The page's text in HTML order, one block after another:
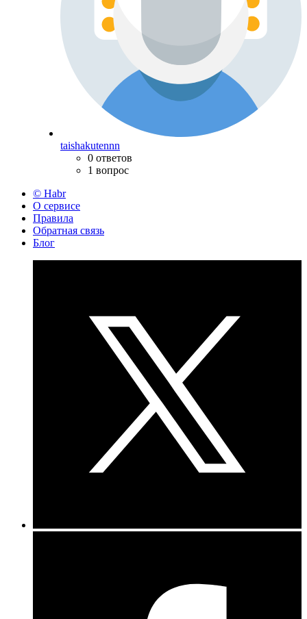
taishakutennn
0 ответов
1 вопрос
© Habr
О сервисе
Правила
Обратная связь
Блог